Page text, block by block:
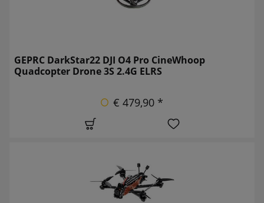
GEPRC DarkStar22 DJI O4 Pro CineWhoop
Quadcopter Drone 3S 2.4G ELRS
€ 479,90 *